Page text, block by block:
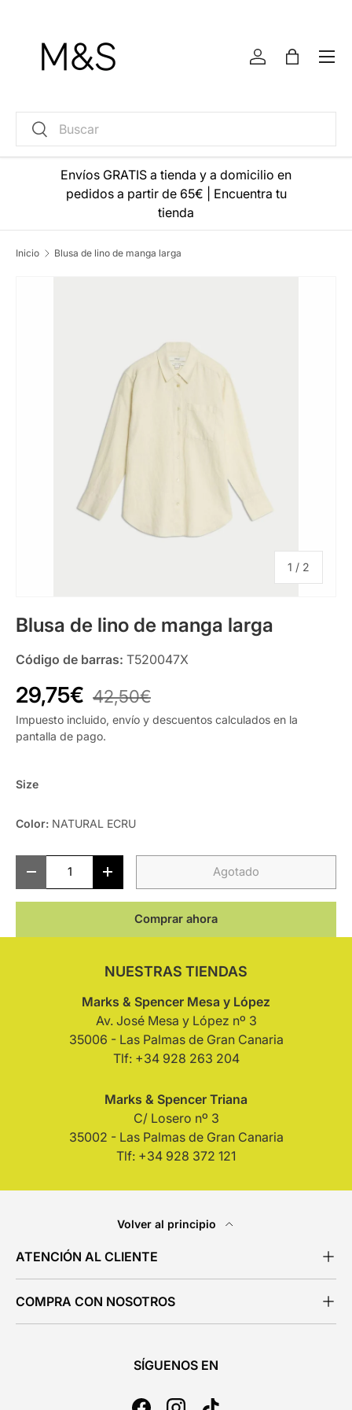
Buscar
Buscar
Iniciar sesión
Bolsa
Menú
Envíos GRATIS a tienda y a domicilio en
pedidos a partir de 65€
Encuentra tu
tienda
Inicio Blusa de lino de manga larga
1 / de
2
Blusa de lino de manga larga
Código de barras: T520047X
29,75€ 42,50€
Impuesto incluido, envío y descuentos calculados en la
pantalla de pago.
Size
Color: NATURAL ECRU
- + Agotado
Comprar ahora
NUESTRAS TIENDAS
Marks & Spencer Mesa y López
Av. José Mesa y López nº 3
35006 - Las Palmas de Gran Canaria
Tlf: +34 928 263 204
Marks & Spencer Triana
C/ Losero nº 3
35002 - Las Palmas de Gran Canaria
Tlf: +34 928 372 121
Volver al principio
ATENCIÓN AL CLIENTE
COMPRA CON NOSOTROS
SÍGUENOS EN